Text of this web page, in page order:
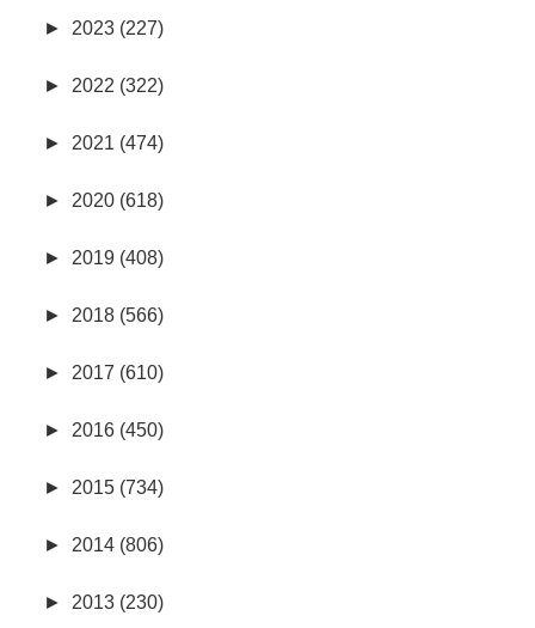
► 2023 (227)
► 2022 (322)
► 2021 (474)
► 2020 (618)
► 2019 (408)
► 2018 (566)
► 2017 (610)
► 2016 (450)
► 2015 (734)
► 2014 (806)
► 2013 (230)